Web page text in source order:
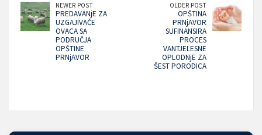
NEWER POST
PREDAVANjE ZA
UZGAJIVAČE
OVACA SA
PODRUČJA
OPŠTINE
PRNjAVOR
OLDER POST
OPŠTINA
PRNjAVOR
SUFINANSIRA
PROCES
VANTJELESNE
OPLODNjE ZA
ŠEST PORODICA